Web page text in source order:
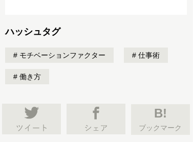
ハッシュタグ
モチベーションファクター 仕事術
働き方
B!
ブックマーク